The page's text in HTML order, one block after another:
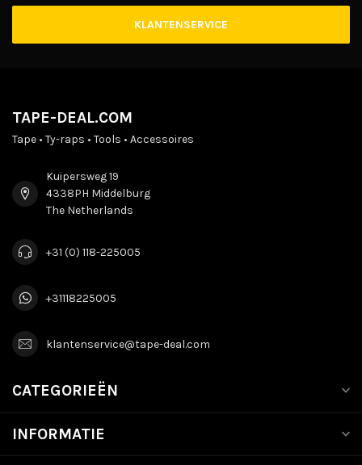
KLANTENSERVICE
TAPE-DEAL.COM
Tape • Ty-raps • Tools • Accessoires
Kuipersweg 19
4338PH Middelburg
The Netherlands
+31 (0) 118-225005
+31118225005
klantenservice@tape-deal.com
CATEGORIEËN
INFORMATIE